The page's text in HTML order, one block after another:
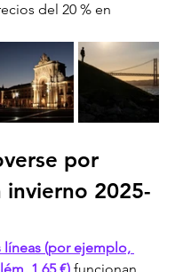
del 20 % en
por
invierno 2025-
líneas (por ejemplo,